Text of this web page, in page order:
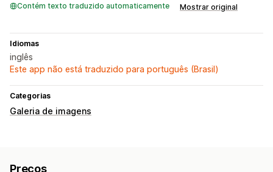
Contém texto traduzido automaticamente Mostrar original
Idiomas
inglês
Este app não está traduzido para português (Brasil)
Categorias
Galeria de imagens
Preços